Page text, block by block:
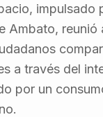
impulsado
Ambato, reunió
a través del
por un